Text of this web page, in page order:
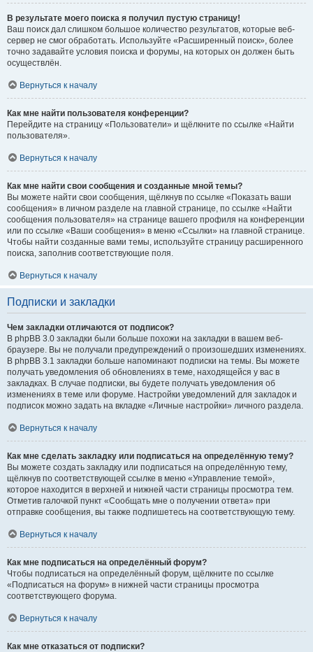
В результате моего поиска я получил пустую страницу!
Ваш поиск дал слишком большое количество результатов, которые веб-
сервер не смог обработать. Используйте «Расширенный поиск», более
точно задавайте условия поиска и форумы, на которых он должен быть
осуществлён.
Вернуться к началу
Как мне найти пользователя конференции?
Перейдите на страницу «Пользователи» и щёлкните по ссылке «Найти
пользователя».
Вернуться к началу
Как мне найти свои сообщения и созданные мной темы?
Вы можете найти свои сообщения, щёлкнув по ссылке «Показать ваши
сообщения» в личном разделе на главной странице, по ссылке «Найти
сообщения пользователя» на странице вашего профиля на конференции
или по ссылке «Ваши сообщения» в меню «Ссылки» на главной странице.
Чтобы найти созданные вами темы, используйте страницу расширенного
поиска, заполнив соответствующие поля.
Вернуться к началу
Подписки и закладки
Чем закладки отличаются от подписок?
В phpBB 3.0 закладки были больше похожи на закладки в вашем веб-
браузере. Вы не получали предупреждений о произошедших изменениях.
В phpBB 3.1 закладки больше напоминают подписки на темы. Вы можете
получать уведомления об обновлениях в теме, находящейся у вас в
закладках. В случае подписки, вы будете получать уведомления об
изменениях в теме или форуме. Настройки уведомлений для закладок и
подписок можно задать на вкладке «Личные настройки» личного раздела.
Вернуться к началу
Как мне сделать закладку или подписаться на определённую тему?
Вы можете создать закладку или подписаться на определённую тему,
щёлкнув по соответствующей ссылке в меню «Управление темой»,
которое находится в верхней и нижней части страницы просмотра тем.
Отметив галочкой пункт «Сообщать мне о получении ответа» при
отправке сообщения, вы также подпишетесь на соответствующую тему.
Вернуться к началу
Как мне подписаться на определённый форум?
Чтобы подписаться на определённый форум, щёлкните по ссылке
«Подписаться на форум» в нижней части страницы просмотра
соответствующего форума.
Вернуться к началу
Как мне отказаться от подписки?